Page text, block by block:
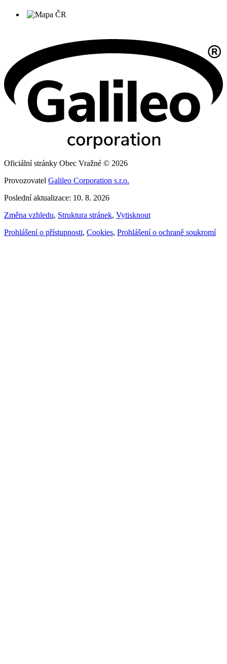
Oficiální stránky Obec Vražné © 2026
Provozovatel Galileo Corporation s.r.o.
Poslední aktualizace: 10. 8. 2026
Změna vzhledu, Struktura stránek, Vytisknout
Prohlášení o přístupnosti, Cookies, Prohlášení o ochraně soukromí